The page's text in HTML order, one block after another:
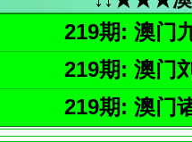
219期: 澳门
219期: 澳门
219期: 澳门